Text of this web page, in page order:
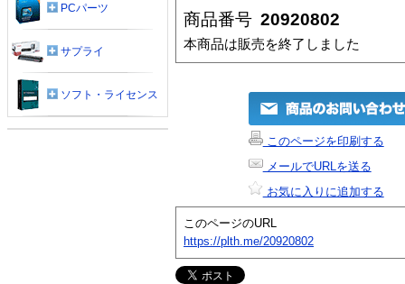
商品番号 20920802
本商品は販売を終了しました
このページを印刷する
メールでURLを送る
お気に入りに追加する
このページのURL
https://plth.me/20920802
PCパーツ
サプライ
ソフト・ライセンス